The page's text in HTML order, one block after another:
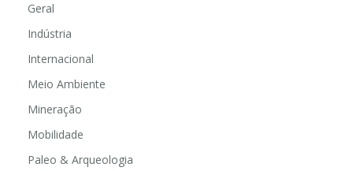
Geral
Indústria
Internacional
Meio Ambiente
Mineração
Mobilidade
Paleo & Arqueologia